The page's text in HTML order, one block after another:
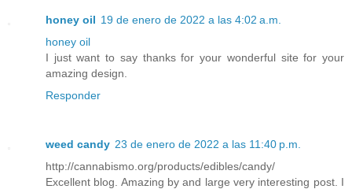
honey oil 19 de enero de 2022 a las 4:02 a.m.
honey oil
I just want to say thanks for your wonderful site for your
amazing design.
Responder
weed candy 23 de enero de 2022 a las 11:40 p.m.
http://cannabismo.org/products/edibles/candy/
Excellent blog. Amazing by and large very interesting post. I